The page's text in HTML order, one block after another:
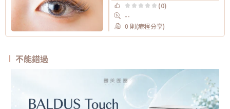
(0)
--
0 則(療程分享)
不能錯過